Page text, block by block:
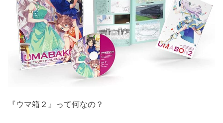
『ウマ箱２』って何なの？